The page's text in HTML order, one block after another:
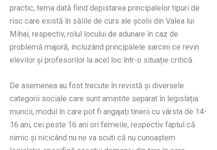
practic, tema dată fiind depistarea principalelor tipuri de
risc care există în sălile de curs ale școlii din Valea lui
Mihai, respectiv, rolul locului de adunare în caz de
problemă majoră, incluzând principalele sarcini ce revin
elevilor și profesorilor la acel loc într-o situație critică.
De asemenea au fost trecute în revistă și diversele
categorii sociale care sunt amintite separat în legislația
muncii, modul în care pot fi angajați tinerii cu vârsta de 14-
16 ani, cei peste 16 ani ori femeile, respectiv faptul că
nimic și nicicând nu ne va scuti că nu cunoaștem